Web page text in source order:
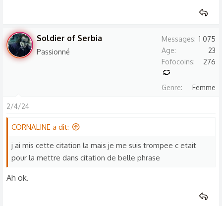
:
Soldier of Serbia
Passionné
Messages 1 075
Age
23
Fofocoins
276
Genre Femme
2/4/24
CORNALINE a dit:
j ai mis cette citation la mais je me suis trompee c etait
pour la mettre dans citation de belle phrase
Ah ok.